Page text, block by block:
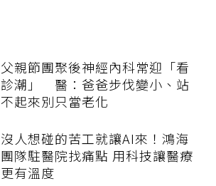
父親節團聚後神經內科常迎「看
診潮」 醫：爸爸步伐變小、站
不起來別只當老化
沒人想碰的苦工就讓AI來！鴻海
團隊駐醫院找痛點 用科技讓醫療
更有溫度